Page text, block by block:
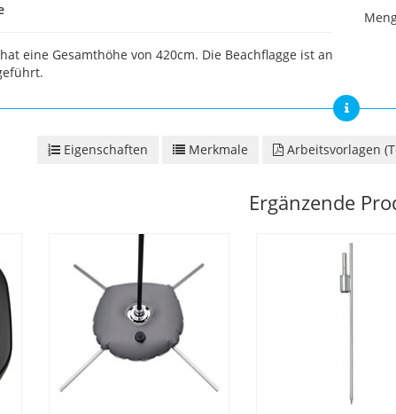
eine Gesamthöhe von 420cm. Die Beachflagge ist an
Eigenschaften Merkmale Arbeitsvorlagen
Ergänzende